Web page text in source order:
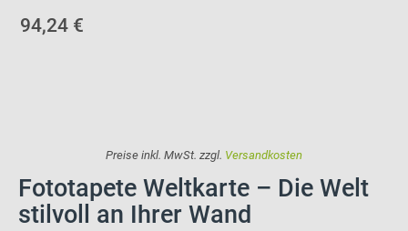
Preise inkl. MwSt. zzgl. Versandkosten
Fototapete Weltkarte – Die Welt
stilvoll an Ihrer Wand
94,24 €